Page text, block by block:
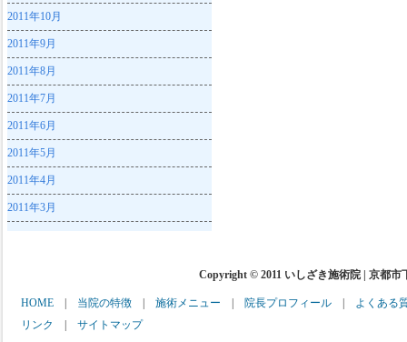
2011年10月
2011年9月
2011年8月
2011年7月
2011年6月
2011年5月
2011年4月
2011年3月
Copyright © 2011 いしざき施術院 | 京都
HOME 当院の特徴 施術メニュー 院長プロフィール
よくある
リンク
サイトマップ